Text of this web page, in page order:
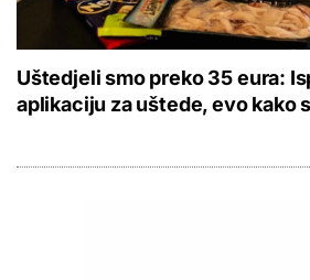
Uštedjeli smo preko 35 eura:
aplikaciju za uštede, evo kako